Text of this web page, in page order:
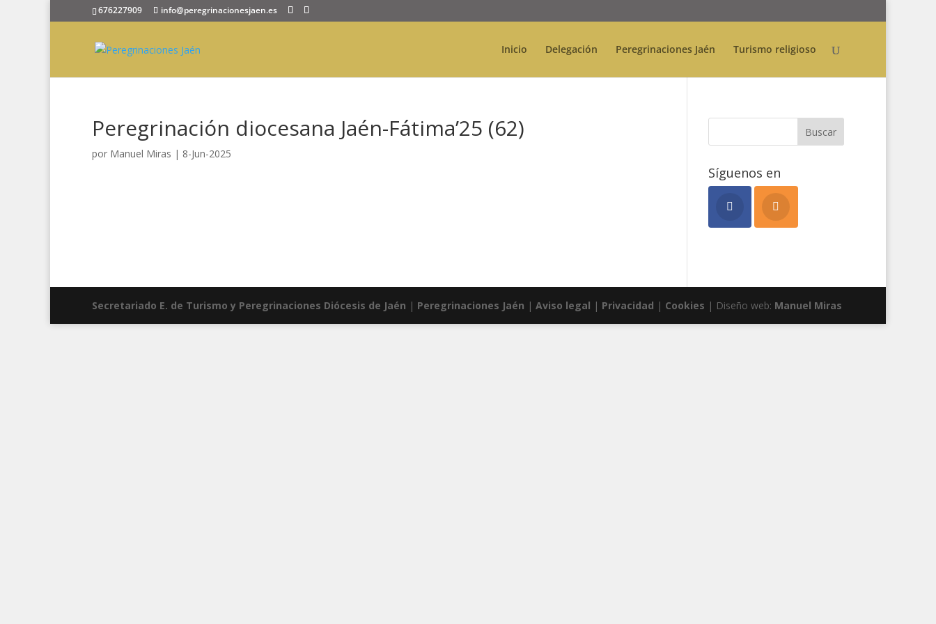
676227909 info@peregrinacionesjaen.es
Inicio Delegación Peregrinaciones Jaén Turismo religioso
Peregrinación diocesana Jaén-Fátima’25 (62)
por Manuel Miras | 8-Jun-2025
Síguenos en
Secretariado E. de Turismo y Peregrinaciones Diócesis de Jaén | Peregrinaciones Jaén | Aviso legal | Privacidad | Cookies | Diseño web: Manuel Miras